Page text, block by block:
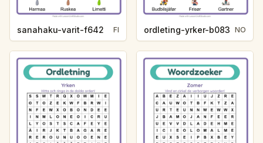
sanahaku-varit-f642 FI ordleting-yrker-b083 NO